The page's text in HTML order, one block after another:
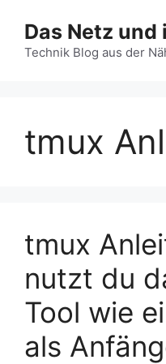
Inhalt
springen
Das Netz und
Technik Blog aus der
tmux
tmux
nutzt du
Tool wie
als